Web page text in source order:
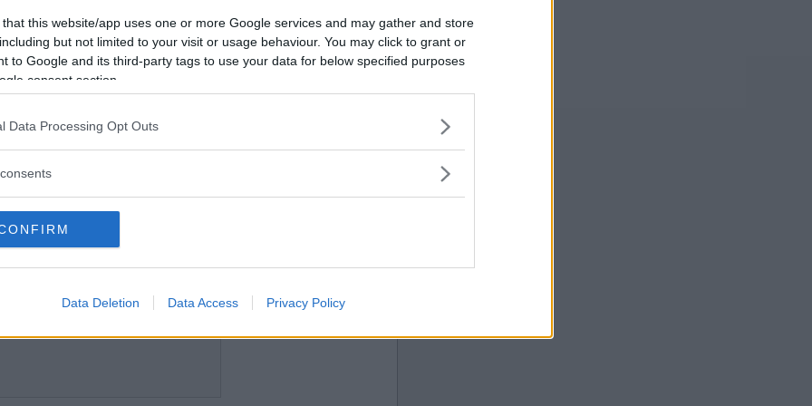
that this website/app uses one or more Google services and may gather and store
but not limited to your visit or usage behaviour. You may click to grant or
to Google and its third-party tags to use your data for below specified purposes
consent section.
Data Processing Opt Outs
Data Deletion Data Access Privacy Policy
Vill du bli
medlem?